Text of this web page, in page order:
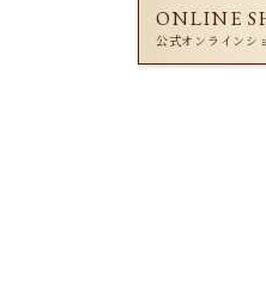
ONLINE
公式オンラインシ